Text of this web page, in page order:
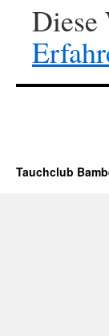
Diese
Tauchclub